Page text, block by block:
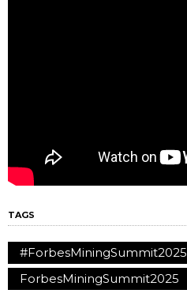
TAGS
#ForbesMiningSummit2025
ForbesMiningSummit2025